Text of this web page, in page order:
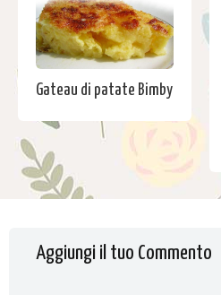
Gateau di patate Bimby
Aggiungi il tuo Commento